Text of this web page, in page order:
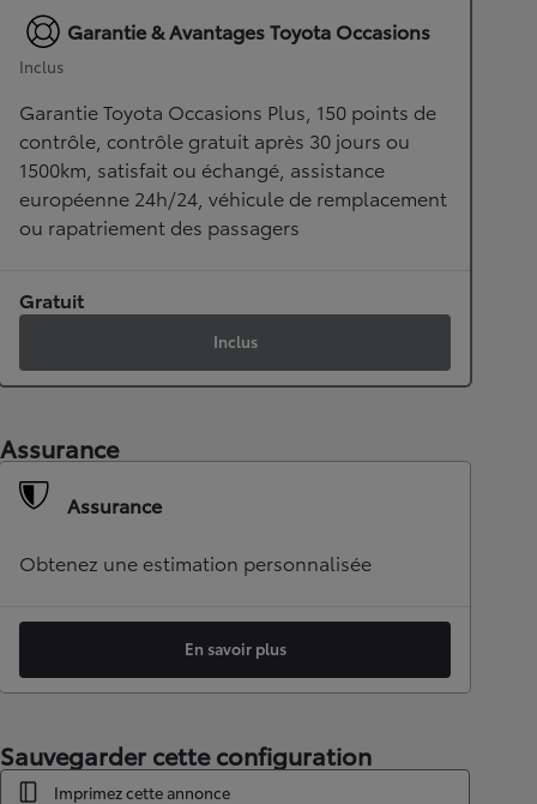
Garantie & Avantages Toyota Occasions
Inclus
Garantie Toyota Occasions Plus, 150 points de
contrôle, contrôle gratuit après 30 jours ou
1500km, satisfait ou échangé, assistance
européenne 24h/24, véhicule de remplacement
ou rapatriement des passagers
Gratuit
Inclus
Assurance
Assurance
Obtenez une estimation personnalisée
En savoir plus
Sauvegarder cette configuration
Imprimez cette annonce